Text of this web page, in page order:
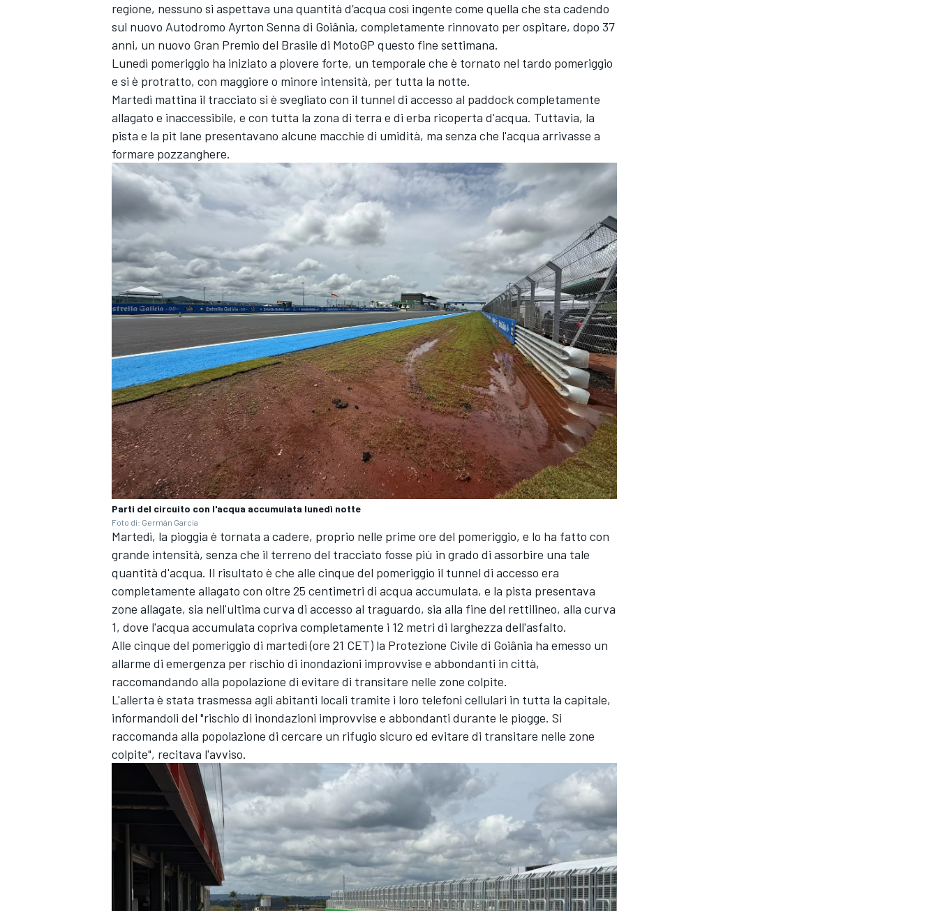
ENDURANCE/GT
MONOMARCA
regione, nessuno si aspettava una quantità d’acqua così ingente come quella che sta cadendo
sul nuovo Autodromo Ayrton Senna di Goiânia, completamente rinnovato per ospitare, dopo 37
anni, un nuovo Gran Premio del Brasile di MotoGP questo fine settimana.
Lunedì pomeriggio ha iniziato a piovere forte, un temporale che è tornato nel tardo pomeriggio
e si è protratto, con maggiore o minore intensità, per tutta la notte.
Martedì mattina il tracciato si è svegliato con il tunnel di accesso al paddock completamente
allagato e inaccessibile, e con tutta la zona di terra e di erba ricoperta d'acqua. Tuttavia, la
pista e la pit lane presentavano alcune macchie di umidità, ma senza che l'acqua arrivasse a
formare pozzanghere.
Parti del circuito con l'acqua accumulata lunedì notte
Foto di: Germán Garcia
Martedì, la pioggia è tornata a cadere, proprio nelle prime ore del pomeriggio, e lo ha fatto con
grande intensità, senza che il terreno del tracciato fosse più in grado di assorbire una tale
quantità d'acqua. Il risultato è che alle cinque del pomeriggio il tunnel di accesso era
completamente allagato con oltre 25 centimetri di acqua accumulata, e la pista presentava
zone allagate, sia nell'ultima curva di accesso al traguardo, sia alla fine del rettilineo, alla curva
1, dove l'acqua accumulata copriva completamente i 12 metri di larghezza dell'asfalto.
Alle cinque del pomeriggio di martedì (ore 21 CET) la Protezione Civile di Goiânia ha emesso un
allarme di emergenza per rischio di inondazioni improvvise e abbondanti in città,
raccomandando alla popolazione di evitare di transitare nelle zone colpite.
L'allerta è stata trasmessa agli abitanti locali tramite i loro telefoni cellulari in tutta la capitale,
informandoli del "rischio di inondazioni improvvise e abbondanti durante le piogge. Si
raccomanda alla popolazione di cercare un rifugio sicuro ed evitare di transitare nelle zone
colpite", recitava l'avviso.